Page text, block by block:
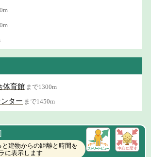
体育館 まで1300m
ター まで1450m
建物からの距離と時間を
に表示します